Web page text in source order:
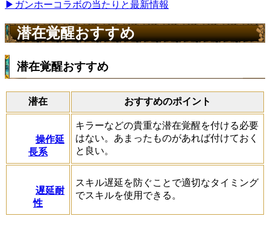
▶ガンホーコラボの当たりと最新情報
潜在覚醒おすすめ
潜在覚醒おすすめ
潜在 おすすめのポイント
操作延
長系
キラーなどの貴重な潜在覚醒を付ける必要
はない。あまったものがあれば付けておく
と良い。
遅延耐
性
スキル遅延を防ぐことで適切なタイミング
でスキルを使用できる。